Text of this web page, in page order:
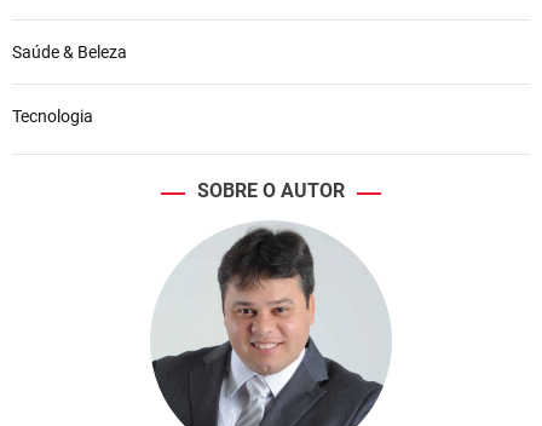
Saúde & Beleza
Tecnologia
SOBRE O AUTOR